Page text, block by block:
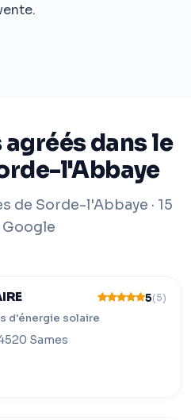
dans le
l'Abbaye
de Sorde-l'Abbaye · 15
Google
5(5)
d'énergie solaire
Sames